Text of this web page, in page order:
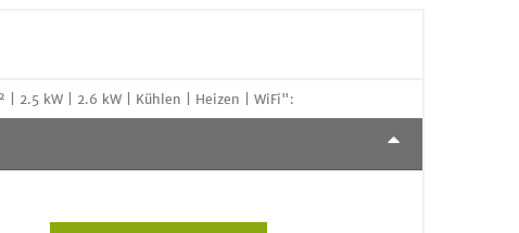
| 2.5 kW | 2.6 kW | Kühlen | Heizen | WiFi":